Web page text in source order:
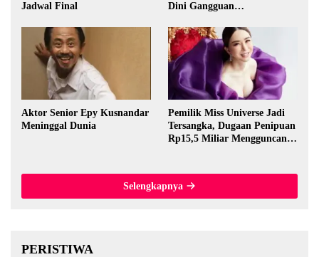
Jadwal Final
Dini Gangguan
Aktor Senior Epy Kusnandar
Meninggal Dunia
Pemilik Miss Universe Jadi
Tersangka, Dugaan Penipuan
Rp15,5 Miliar Mengguncang
Selengkapnya
PERISTIWA